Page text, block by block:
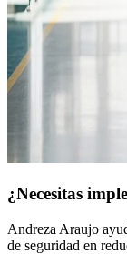
¿Necesitas
Andreza Araujo
de seguridad en